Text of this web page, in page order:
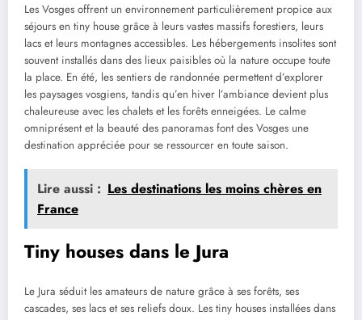
Les Vosges offrent un environnement particulièrement propice aux
séjours en tiny house grâce à leurs vastes massifs forestiers, leurs
lacs et leurs montagnes accessibles. Les hébergements insolites sont
souvent installés dans des lieux paisibles où la nature occupe toute
la place. En été, les sentiers de randonnée permettent d’explorer
les paysages vosgiens, tandis qu’en hiver l’ambiance devient plus
chaleureuse avec les chalets et les forêts enneigées. Le calme
omniprésent et la beauté des panoramas font des Vosges une
destination appréciée pour se ressourcer en toute saison.
Lire aussi : Les destinations les moins chères en
France
Tiny houses dans le Jura
Le Jura séduit les amateurs de nature grâce à ses forêts, ses
cascades, ses lacs et ses reliefs doux. Les tiny houses installées dans